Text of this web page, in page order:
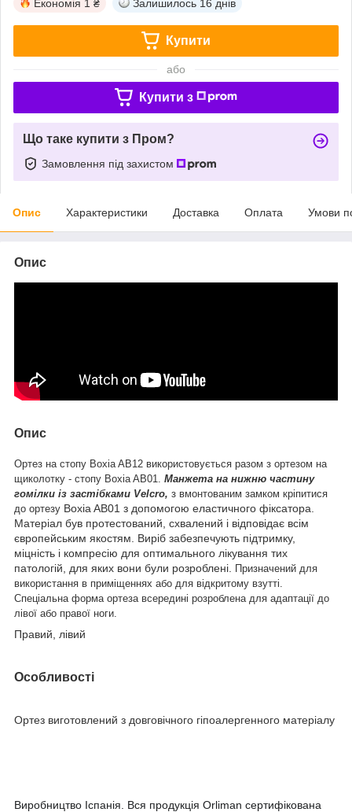
Економія 1 ₴ Залишилось 16 днів
Купити
або
Купити з
Що таке купити з Пром?
Замовлення під захистом
Опис Характеристики Доставка Оплата Умови
Опис
Опис
Ортез на стопу Boxia AB12 використовується разом з ортезом на
щиколотку - стопу Boxia AB01. Манжета на нижню частину
гомілки із застібками Velcro, з вмонтованим замком кріпитися
до ортезу Boxia AB01 з допомогою еластичного фіксатора.
Матеріал був протестований, схвалений і відповідає всім
європейським якостям. Виріб забезпечують підтримку,
міцність і компресію для оптимального лікування тих
патологій, для яких вони були розроблені.
Призначений для
використання в приміщеннях або для відкритому взутті.
Спеціальна форма ортеза всередині розроблена для адаптації до
лівої або правої ноги.
Правий, лівий
Особливості
Ортез виготовлений з довговічного гіпоалергенного матеріалу
Виробництво Іспанія. Вся продукція Orliman сертифікована